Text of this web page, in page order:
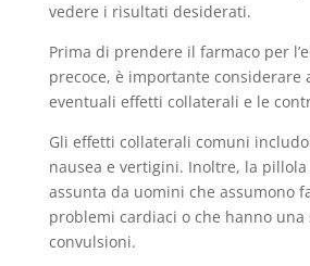
vedere i risultati desiderati.
Prima di prendere il farmaco per
precoce, è importante considerare
eventuali effetti collaterali e le
Gli effetti collaterali comuni
nausea e vertigini. Inoltre, la pillola
assunta da uomini che assumono
problemi cardiaci o che hanno una
convulsioni.